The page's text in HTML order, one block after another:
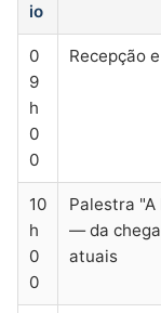
io
0
9
h
0
0
Recepção
10
h
0
0
Palestra
— da
atuais